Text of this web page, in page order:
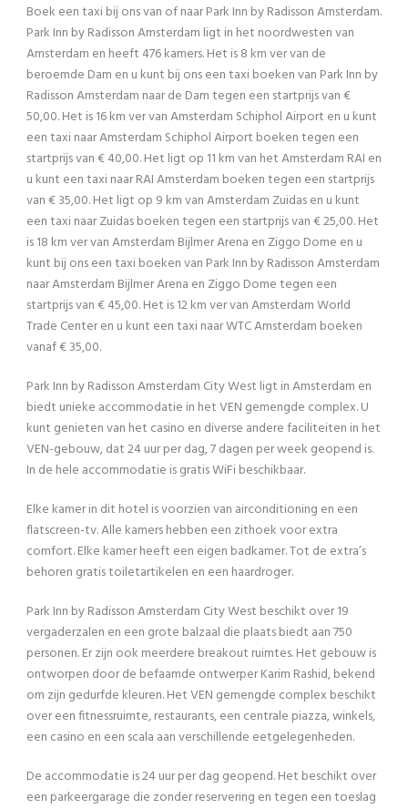
Boek een taxi bij ons van of naar Park Inn by Radisson Amsterdam.
Park Inn by Radisson Amsterdam ligt in het noordwesten van
Amsterdam en heeft 476 kamers. Het is 8 km ver van de
beroemde Dam en u kunt bij ons een taxi boeken van Park Inn by
Radisson Amsterdam naar de Dam tegen een startprijs van €
50,00. Het is 16 km ver van Amsterdam Schiphol Airport en u kunt
een taxi naar Amsterdam Schiphol Airport boeken tegen een
startprijs van € 40,00. Het ligt op 11 km van het Amsterdam RAI en
u kunt een taxi naar RAI Amsterdam boeken tegen een startprijs
van € 35,00. Het ligt op 9 km van Amsterdam Zuidas en u kunt
een taxi naar Zuidas boeken tegen een startprijs van € 25,00. Het
is 18 km ver van Amsterdam Bijlmer Arena en Ziggo Dome en u
kunt bij ons een taxi boeken van Park Inn by Radisson Amsterdam
naar Amsterdam Bijlmer Arena en Ziggo Dome tegen een
startprijs van € 45,00. Het is 12 km ver van Amsterdam World
Trade Center en u kunt een taxi naar WTC Amsterdam boeken
vanaf € 35,00.
Park Inn by Radisson Amsterdam City West ligt in Amsterdam en
biedt unieke accommodatie in het VEN gemengde complex. U
kunt genieten van het casino en diverse andere faciliteiten in het
VEN-gebouw, dat 24 uur per dag, 7 dagen per week geopend is.
In de hele accommodatie is gratis WiFi beschikbaar.
Elke kamer in dit hotel is voorzien van airconditioning en een
flatscreen-tv. Alle kamers hebben een zithoek voor extra
comfort. Elke kamer heeft een eigen badkamer. Tot de extra’s
behoren gratis toiletartikelen en een haardroger.
Park Inn by Radisson Amsterdam City West beschikt over 19
vergaderzalen en een grote balzaal die plaats biedt aan 750
personen. Er zijn ook meerdere breakout ruimtes. Het gebouw is
ontworpen door de befaamde ontwerper Karim Rashid, bekend
om zijn gedurfde kleuren. Het VEN gemengde complex beschikt
over een fitnessruimte, restaurants, een centrale piazza, winkels,
een casino en een scala aan verschillende eetgelegenheden.
De accommodatie is 24 uur per dag geopend. Het beschikt over
een parkeergarage die zonder reservering en tegen een toeslag